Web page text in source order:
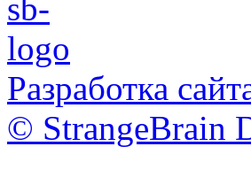
Разработка
© StrangeBrain